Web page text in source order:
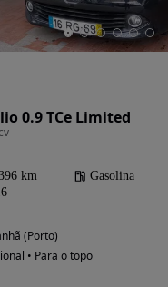
0.9 TCe Limited
km Gasolina
(Porto)
• Para o topo